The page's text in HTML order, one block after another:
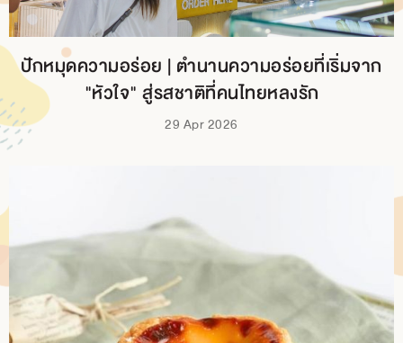
ปักหมุดความอร่อย | ตำนานความอร่อยที่เริ่มจาก
"หัวใจ" สู่รสชาติที่คนไทยหลงรัก
29 Apr 2026